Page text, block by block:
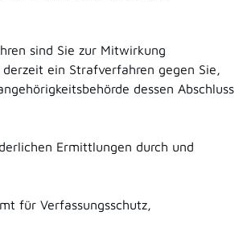
sind Sie zur Mitwirkung
ein Strafverfahren gegen Sie,
dessen Abschluss
Ermittlungen durch und
für Verfassungsschutz,